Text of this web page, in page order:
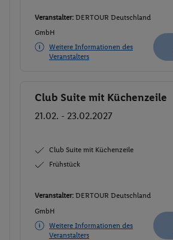
Veranstalter: DERTOUR Deutschland
GmbH
Weitere Informationen des
Veranstalters
Buchen
Club Suite mit Küchenzeile
21.02. - 23.02.2027
Club Suite mit Küchenzeile
Frühstück
Veranstalter: DERTOUR Deutschland
GmbH
Weitere Informationen des
Veranstalters